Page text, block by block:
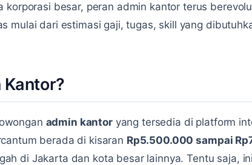
korporasi besar, peran admin kantor terus
mulai dari estimasi gaji, tugas, skill yang
Kantor?
admin kantoryang tersedia di platform
berada di kisaran Rp5.500.000 sampai
di Jakarta dan kota besar lainnya. Tentu saja,